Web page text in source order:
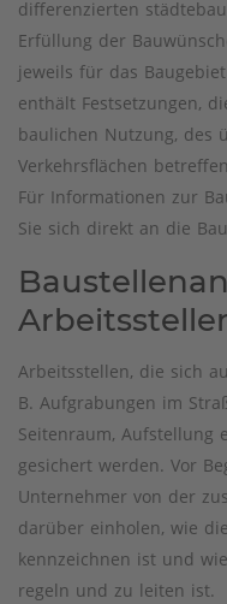
differenzierten
Erfüllung der
jeweils für das
enthält Festsetzungen,
baulichen Nutzung, des
Verkehrsflächen
Für Informationen zur
Sie sich direkt an die
Arbeitsstellen, die sich
B. Aufgrabungen im
Seitenraum, Aufstellung
gesichert werden. Vor
Unternehmer von der
darüber einholen, wie
kennzeichnen ist und
regeln und zu leiten ist.